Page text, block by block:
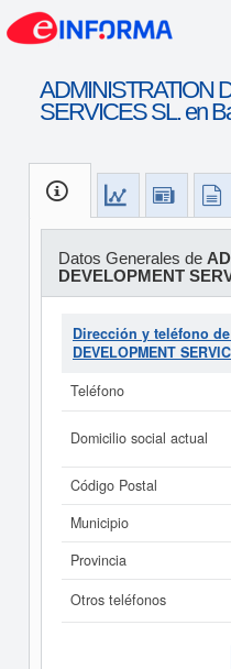
ADMINISTRATION
SERVICES SL. en
Datos Generales de
DEVELOPMENT
Dirección y teléfono de
DEVELOPMENT
Teléfono
Domicilio social actual
Código Postal
Municipio
Provincia
Otros teléfonos